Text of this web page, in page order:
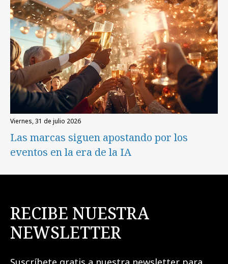
viernes, 31 de julio 2026
Las marcas siguen apostando por los
eventos en la era de la IA
RECIBE NUESTRA
NEWSLETTER